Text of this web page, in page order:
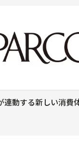
連動する新しい消費